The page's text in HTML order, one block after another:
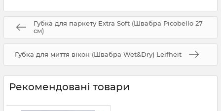
Губка для паркету Extra Soft (Швабра Picobello 27
см)
Губка для миття вікон (Швабра Wet&Dry) Leifheit
Рекомендовані товари